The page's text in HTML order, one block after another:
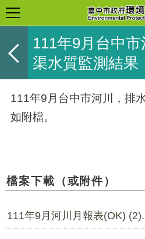
111年9月台中
渠水質監測結果
111年9月台中市河川，排
如附檔。
檔案下載（或附件）
111年9月河川月報表(OK)